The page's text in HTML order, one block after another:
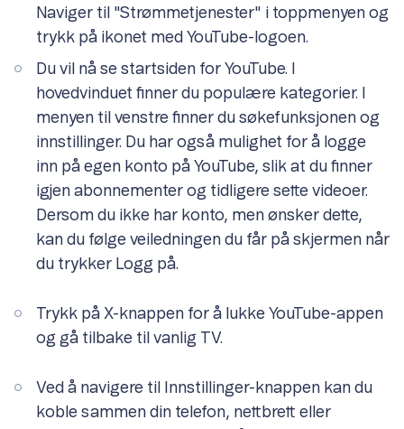
Naviger til "Strømmetjenester" i toppmenyen og
trykk på ikonet med YouTube-logoen.
Du vil nå se startsiden for YouTube. I
hovedvinduet finner du populære kategorier. I
menyen til venstre finner du søkefunksjonen og
innstillinger. Du har også mulighet for å logge
inn på egen konto på YouTube, slik at du finner
igjen abonnementer og tidligere sette videoer.
Dersom du ikke har konto, men ønsker dette,
kan du følge veiledningen du får på skjermen når
du trykker Logg på.
Trykk på X-knappen for å lukke YouTube-appen
og gå tilbake til vanlig TV.
Ved å navigere til Innstillinger-knappen kan du
koble sammen din telefon, nettbrett eller